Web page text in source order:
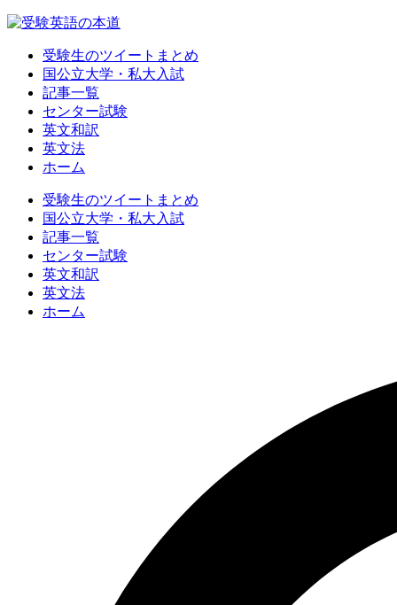
受験生のツイートまとめ
国公立大学・私大入試
記事一覧
センター試験
英文和訳
英文法
ホーム
受験生のツイートまとめ
国公立大学・私大入試
記事一覧
センター試験
英文和訳
英文法
ホーム